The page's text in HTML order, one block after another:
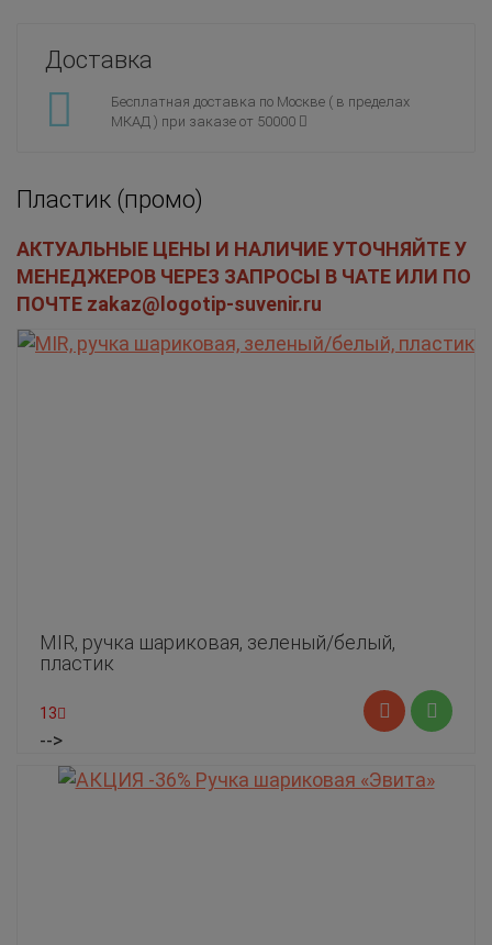
Доставка
Бесплатная доставка по Москве ( в пределах
МКАД ) при заказе от 50000
Пластик (промо)
АКТУАЛЬНЫЕ ЦЕНЫ И НАЛИЧИЕ УТОЧНЯЙТЕ У
МЕНЕДЖЕРОВ ЧЕРЕЗ ЗАПРОСЫ В ЧАТЕ ИЛИ ПО
ПОЧТЕ zakaz@logotip-suvenir.ru
MIR, ручка шариковая, зеленый/белый,
пластик
13
-->